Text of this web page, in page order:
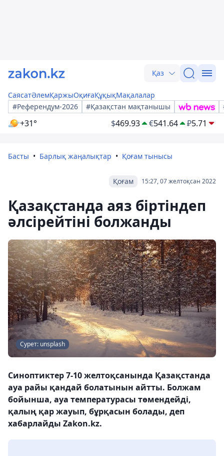
Қаз
СаясатӘлемҚаржыОқиғаҚұқықМақалалар
#Референдум-2026
#Қазақстан мақтанышы
+31° $469.93 €541.64 ₽5.71
Басты Барлық жаңалықтар Қоғам тынысы
15:27, 07 желтоқсан 2022
Қоғам
Қазақстанда аяз біртіндеп
әлсірейтіні болжанды
Сурет: unsplash
Синоптиктер 7-10 желтоқсанында Қазақстанда
ауа райы қандай болатынын айтты. Болжам
бойынша, ауа температурасы төмендейді,
қалың қар жауып, бұрқасын болады, деп
хабарлайды Zakon.kz.